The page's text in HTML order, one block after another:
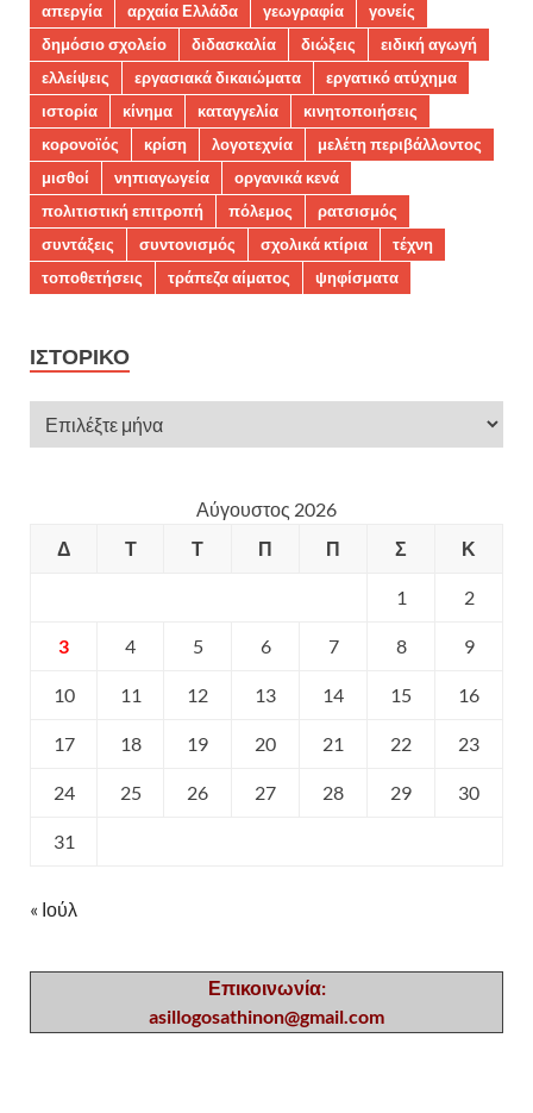
απεργία
αρχαία Ελλάδα γεωγραφία
γονείς
δημόσιο σχολείο
διδασκαλία διώξεις
ειδική αγωγή
ελλείψεις
εργασιακά δικαιώματα
εργατικό ατύχημα
ιστορία
κίνημα καταγγελία
κινητοποιήσεις
κορονοϊός
κρίση λογοτεχνία
μελέτη περιβάλλοντος
μισθοί
νηπιαγωγεία
οργανικά κενά
πολιτιστική επιτροπή
πόλεμος
ρατσισμός
συντάξεις
συντονισμός σχολικά κτίρια
τέχνη
τοποθετήσεις
τράπεζα αίματος ψηφίσματα
ΙΣΤΟΡΙΚΌ
Αύγουστος 2026
Δ
Τ Τ Π Π Σ Κ
1 2
3 4 5 6 7 8 9
10 11 12 13 14 15 16
17 18 19 20 21 22 23
24 25 26 27 28 29 30
31
« Ιούλ
Επικοινωνία:
asillogosathinon@gmail.com